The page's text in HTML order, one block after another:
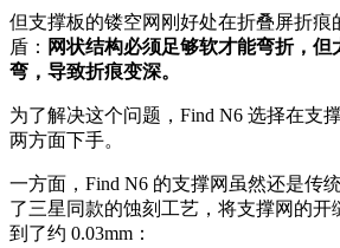
但支撑板的镂空网刚好处在折叠屏折痕
盾： 网状结构必须足够软才能弯折，
弯，导致折痕变深。
为了解决这个问题，Find N6 选择在支
两方面下手。
一方面，Find N6 的支撑网虽然还是传
了三星同款的蚀刻工艺，将支撑网的开
到了约 0.03mm：